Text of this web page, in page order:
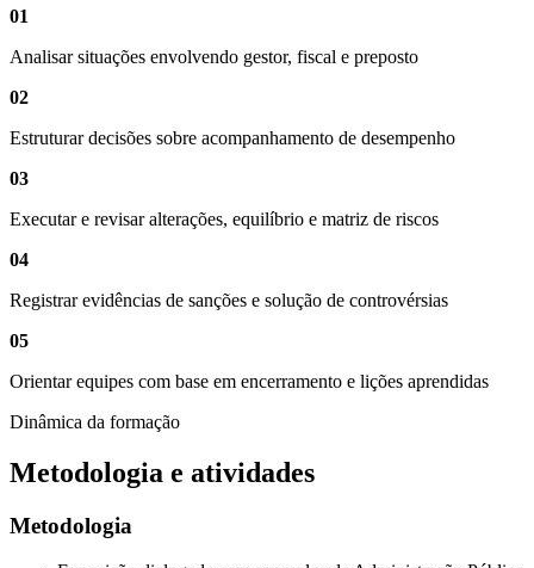
01
Analisar situações envolvendo gestor, fiscal e preposto
02
Estruturar decisões sobre acompanhamento de desempenho
03
Executar e revisar alterações, equilíbrio e matriz de riscos
04
Registrar evidências de sanções e solução de controvérsias
05
Orientar equipes com base em encerramento e lições aprendidas
Dinâmica da formação
Metodologia e atividades
Metodologia